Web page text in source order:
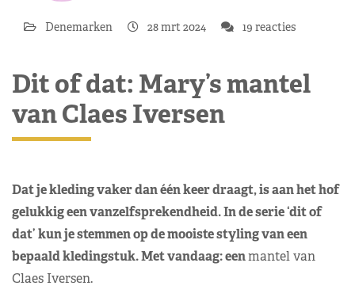
Denemarken 28 mrt 2024 19 reacties
Dit of dat: Mary’s mantel
van Claes Iversen
Dat je kleding vaker dan één keer draagt, is aan het hof
gelukkig een vanzelfsprekendheid. In de serie ‘dit of
dat’ kun je stemmen op de mooiste styling van een
bepaald kledingstuk. Met vandaag: eenmantel van
Claes Iversen.